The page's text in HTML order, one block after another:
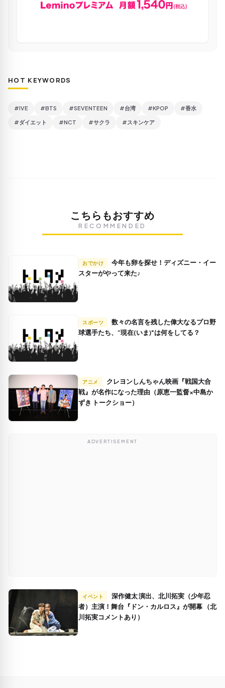
HOT KEYWORDS
#IVE #BTS #SEVENTEEN #台湾 #KPOP #香水
#ダイエット #NCT #サクラ #スキンケア
こちらもおすすめ
RECOMMENDED
おでかけ
スターがやって来た♪
スポーツ
球選手たち、”現在(いま)"は何をしてる？
アニメ
戦』が名作になった理由（原恵一監督×中島か
ずき トークショー）
ADVERTISEMENT
イベント
者）主演！舞台『ドン・カルロス』が開幕 （北
川拓実コメントあり）